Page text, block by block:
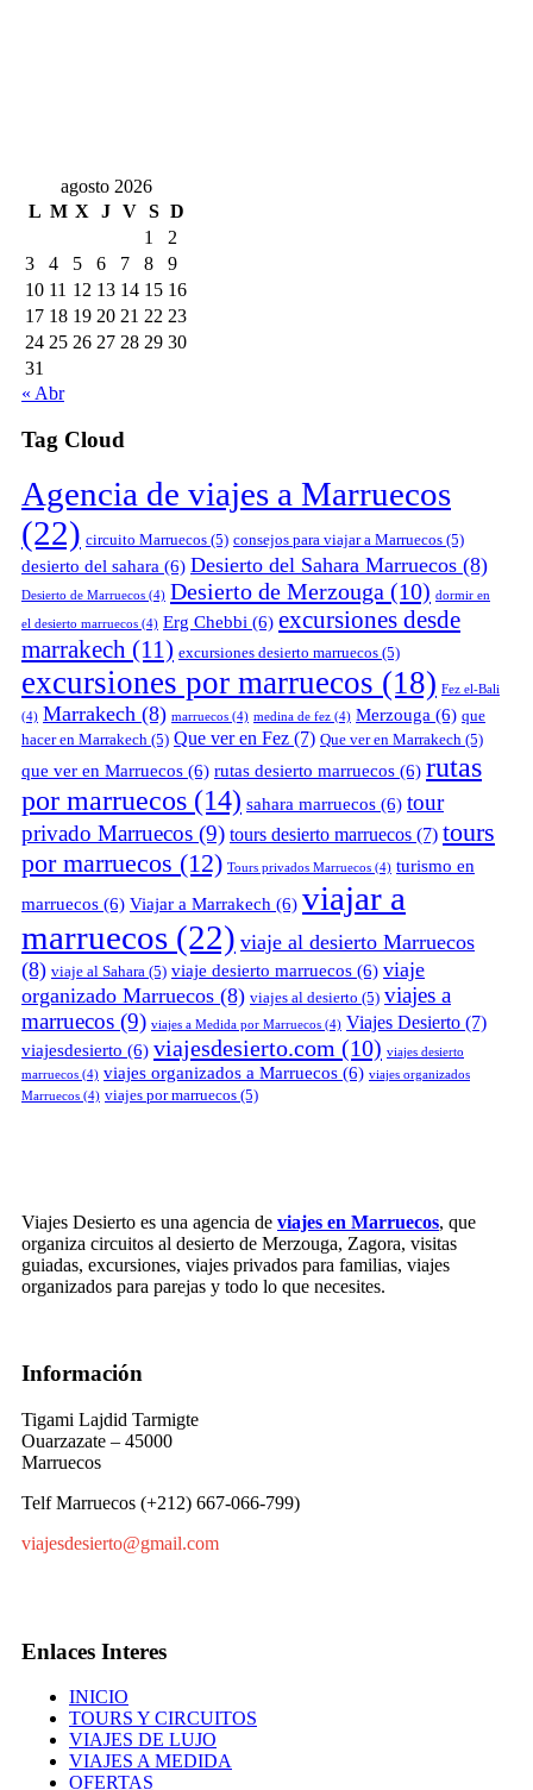
agosto 2026
L M X J V S D
1
2
3
4 5 6 7 8
9
10 11 12 13 14 15 16
17 18 19 20 21 22 23
24 25 26 27 28 29 30
31
« Abr
Tag Cloud
Agencia de viajes a Marruecos
(22) circuito Marruecos (5) consejos para viajar a Marruecos (5)
desierto del sahara (6) Desierto del Sahara Marruecos (8)
Desierto de Marruecos (4) Desierto de Merzouga (10) dormir en
el desierto marruecos (4) Erg Chebbi (6) excursiones desde
marrakech (11) excursiones desierto marruecos (5)
excursiones por marruecos (18) Fez el-Bali
(4) Marrakech (8) marruecos (4) medina de fez (4) Merzouga (6) que
hacer en Marrakech (5) Que ver en Fez (7) Que ver en Marrakech (5)
que ver en Marruecos (6) rutas desierto marruecos (6) rutas
por marruecos (14) sahara marruecos (6) tour
privado Marruecos (9) tours desierto marruecos (7) tours
por marruecos (12) Tours privados Marruecos (4) turismo en
marruecos (6) Viajar a Marrakech (6) viajar a
marruecos (22) viaje al desierto Marruecos
(8) viaje al Sahara (5) viaje desierto marruecos (6) viaje
organizado Marruecos (8) viajes al desierto (5) viajes a
marruecos (9) viajes a Medida por Marruecos (4) Viajes Desierto (7)
viajesdesierto (6) viajesdesierto.com (10) viajes desierto
marruecos (4) viajes organizados a Marruecos (6) viajes organizados
Marruecos (4) viajes por marruecos (5)
Viajes Desierto es una agencia de viajes en Marruecos, que
organiza circuitos al desierto de Merzouga, Zagora, visitas
guiadas, excursiones, viajes privados para familias, viajes
organizados para parejas y todo lo que necesites.
Información
Tigami Lajdid Tarmigte
Ouarzazate – 45000
Marruecos
Telf Marruecos (+212) 667-066-799)
viajesdesierto@gmail.com
Enlaces Interes
INICIO
TOURS Y CIRCUITOS
VIAJES DE LUJO
VIAJES A MEDIDA
OFERTAS